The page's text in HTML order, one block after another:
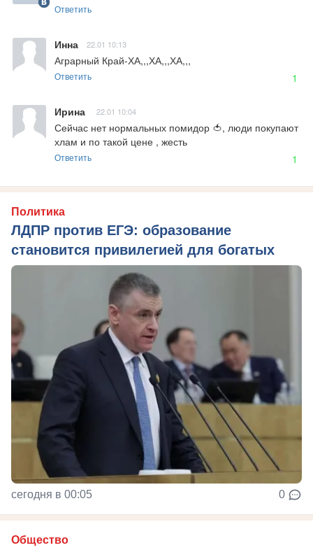
Ответить
Инна 22.01 10:13
Аграрный Край-ХА,,,ХА,,,ХА,,,
Ответить 1
Ирина 22.01 10:04
Сейчас нет нормальных помидор 🍅, люди покупают
хлам и по такой цене , жесть
Ответить 1
Политика
ЛДПР против ЕГЭ: образование
становится привилегией для богатых
сегодня в 00:05 0
Общество